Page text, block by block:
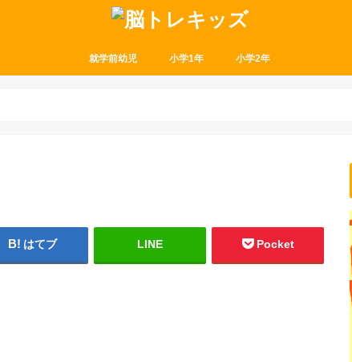
就学前幼児 小学1年 小学2年
はてブ LINE Pocket